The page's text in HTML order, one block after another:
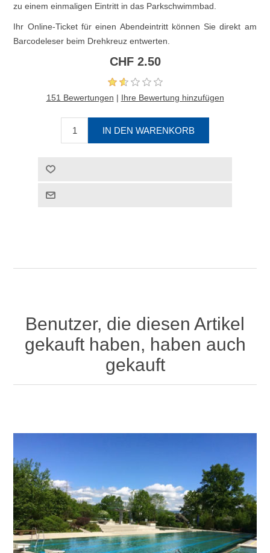
zu einem einmaligen Eintritt in das Parkschwimmbad.
Ihr Online-Ticket für einen Abendeintritt können Sie direkt am
Barcodeleser beim Drehkreuz entwerten.
CHF 2.50
151 Bewertungen | Ihre Bewertung hinzufügen
Benutzer, die diesen Artikel
gekauft haben, haben auch
gekauft